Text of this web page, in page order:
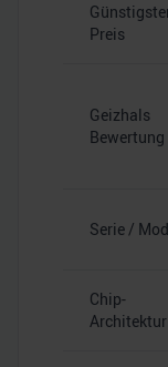
Preis
Geizhals
Bewertung
Serie /
Chip-
Architektur